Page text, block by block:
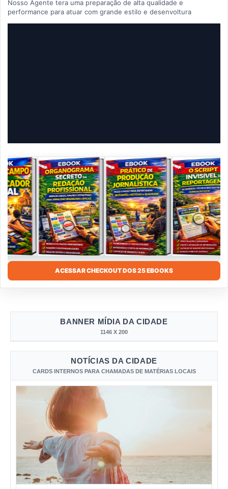
Nosso Agente tera uma preparação de alta qualidade e
performance para atuar com grande estilo e desenvoltura
ACESSAR CHECKOUT DOS 25 EBOOKS
BANNER MÍDIA DA CIDADE
1146 X 200
NOTÍCIAS DA CIDADE
CARDS INTERNOS PARA CHAMADAS DE MATÉRIAS LOCAIS